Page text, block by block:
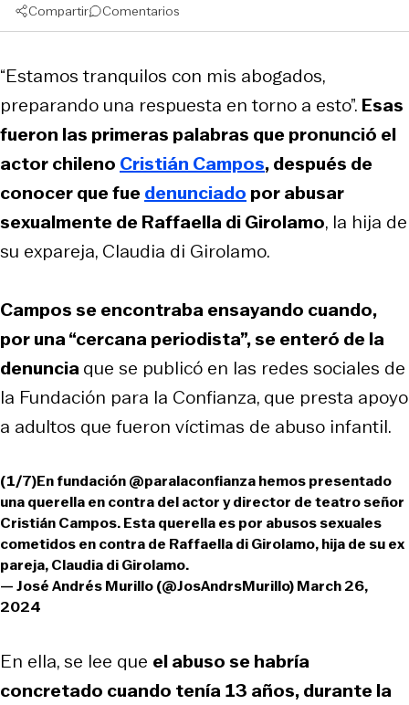
Compartir Comentarios
“Estamos tranquilos con mis abogados,
preparando una respuesta en torno a esto”. Esas
fueron las primeras palabras que pronunció el
actor chileno Cristián Campos, después de
conocer que fuedenunciado por abusar
sexualmente de Raffaella di Girolamo, la hija de
su expareja, Claudia di Girolamo.
Campos se encontraba ensayando cuando,
por una “cercana periodista”, se enteró de la
denunciaque se publicó en las redes sociales de
la Fundación para la Confianza, que presta apoyo
a adultos que fueron víctimas de abuso infantil.
(1/7)En fundación@paralaconfianzahemos presentado
una querella en contra del actor y director de teatro señor
Cristián Campos. Esta querella es por abusos sexuales
cometidos en contra de Raffaella di Girolamo, hija de su ex
pareja, Claudia di Girolamo.
— José Andrés Murillo (@JosAndrsMurillo)March 26,
2024
En ella, se lee que el abuso se habría
concretado cuando tenía 13 años, durante la